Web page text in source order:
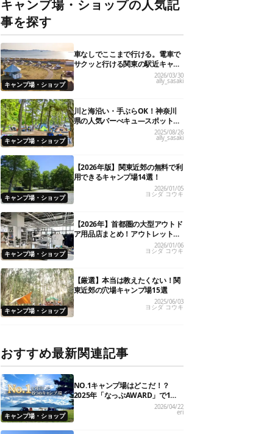
キャンプ場・ショップの人気記
事を探す
キャンプ場・ショップ
車なしでここまで行ける。電車で
サクッと行ける関東の駅近キャン
プ場18選
2026/03/30
ally_sasaki
キャンプ場・ショップ
川と海沿い・手ぶらOK！神奈川
県の人気バーべキュ―スポット20
選
2025/08/26
ally_sasaki
キャンプ場・ショップ
【2026年版】関東近郊の無料で利
用できるキャンプ場14選！
2026/01/05
ヨシダ コウキ
キャンプ場・ショップ
【2026年】首都圏の大型アウトド
ア用品店まとめ！アウトレット情
2026/01/06
ヨシダ コウキ
キャンプ場・ショップ
【厳選】本当は教えたくない！関
東近郊の穴場キャンプ場15選
2025/06/03
ヨシダ コウキ
おすすめ最新関連記事
キャンプ場・ショップ
NO.1キャンプ場はどこだ！？
2025年「なっぷAWARD」で1位
を獲得した人気6施設を大発表
2026/04/22
eri